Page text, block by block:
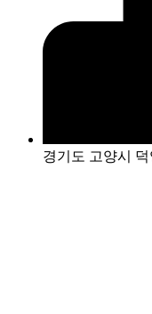
경기도 고양시